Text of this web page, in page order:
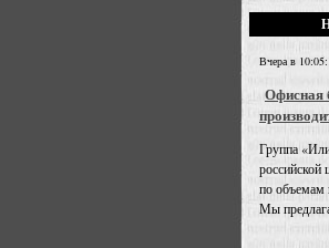
Вчера в
Офисная
Группа
по объемам
Мы